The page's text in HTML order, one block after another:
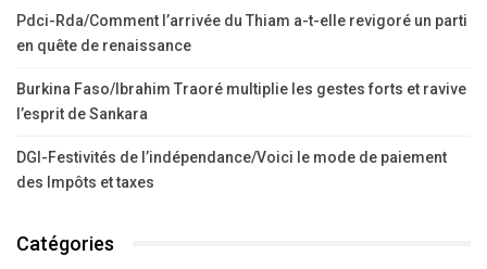
Pdci-Rda/Comment l’arrivée du Thiam a-t-elle revigoré un parti
en quête de renaissance
Burkina Faso/Ibrahim Traoré multiplie les gestes forts et ravive
l’esprit de Sankara
DGI-Festivités de l’indépendance/Voici le mode de paiement
des Impôts et taxes
Catégories